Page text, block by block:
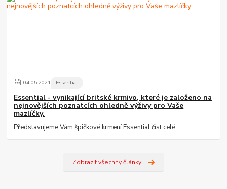
04.05.2021 Essential
Essential - vynikající britské krmivo, které je založeno na
nejnovějších poznatcích ohledně výživy pro Vaše
mazlíčky.
Představujeme Vám špičkové krmení Essentialčíst celé
Zobrazit všechny články